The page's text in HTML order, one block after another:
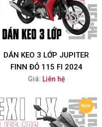
DÁN KEO 3 LỚP JUPITER
FINN ĐỎ 115 FI 2024
Giá: Liên hệ